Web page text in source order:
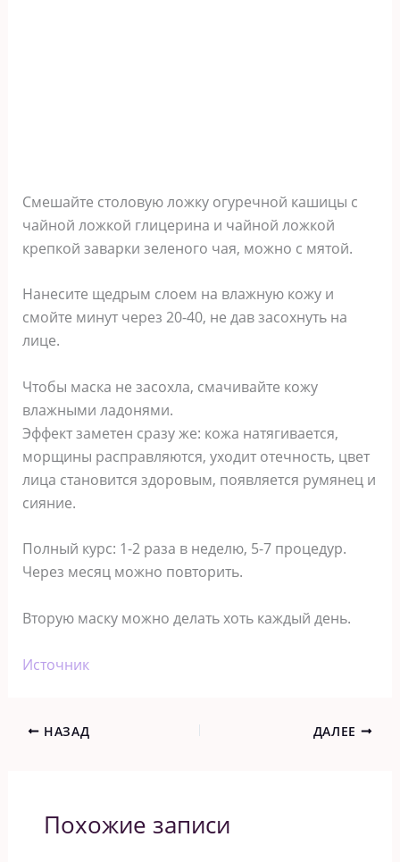
Смешайте столовую ложку огуречной кашицы с
чайной ложкой глицерина и чайной ложкой
крепкой заварки зеленого чая, можно с мятой.
Нанесите щедрым слоем на влажную кожу и
смойте минут через 20-40, не дав засохнуть на
лице.
Чтобы маска не засохла, смачивайте кожу
влажными ладонями.
Эффект заметен сразу же: кожа натягивается,
морщины расправляются, уходит отечность, цвет
лица становится здоровым, появляется румянец и
сияние.
Полный курс: 1-2 раза в неделю, 5-7 процедур.
Через месяц можно повторить.
Вторую маску можно делать хоть каждый день.
Источник
НАЗАД ДАЛЕЕ
Похожие записи